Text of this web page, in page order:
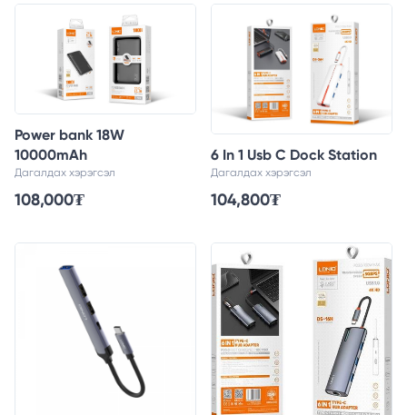
Power bank 18W
10000mAh
Дагалдах хэрэгсэл
108,000₮
6 In 1 Usb C Dock Station
Дагалдах хэрэгсэл
104,800₮